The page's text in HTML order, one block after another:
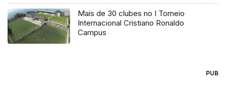
Mais de 30 clubes no I Torneio
Internacional Cristiano Ronaldo
Campus
PUB